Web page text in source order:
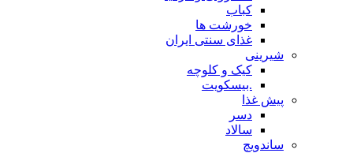
کباب
خورشت ها
غذای سنتی ایران
شیرینی
کیک و کلوچه
.بیسکویت
پیش غذا
دسر
سالاد
ساندویچ